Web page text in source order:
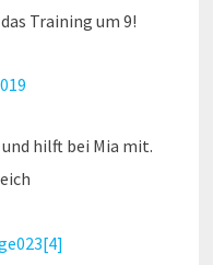
Training um 9!
hilft bei Mia mit.